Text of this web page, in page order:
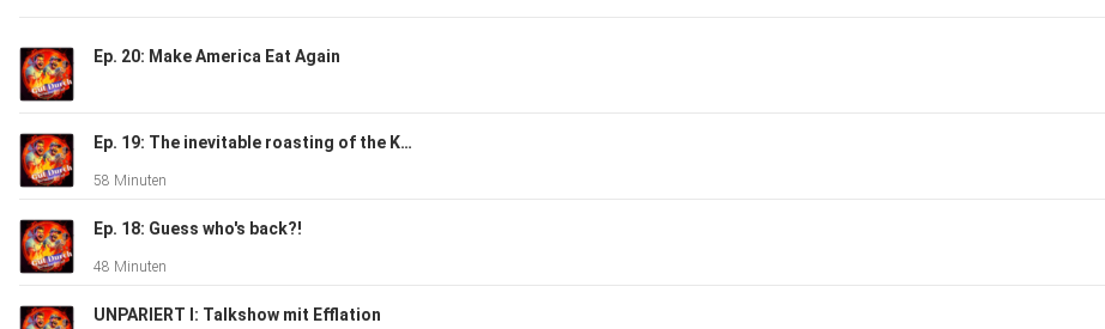
CREDITS:
Sprecher: Christian Hoffmann, Alexander Pfeiffer
Ansage: Anny Danielle Lange
Ep. 20: Make America Eat Again
Ep. 19: The inevitable roasting of the Koch Des Jahres
58 Minuten
Ep. 18: Guess who's back?!
48 Minuten
UNPARIERT I: Talkshow mit Efflation